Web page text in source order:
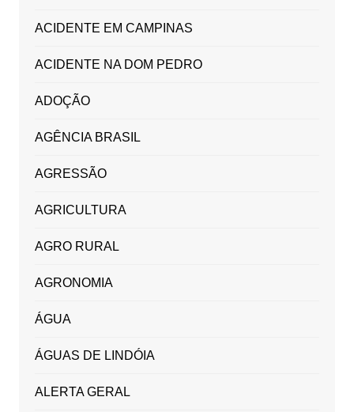
ACIDENTE EM CAMPINAS
ACIDENTE NA DOM PEDRO
ADOÇÃO
AGÊNCIA BRASIL
AGRESSÃO
AGRICULTURA
AGRO RURAL
AGRONOMIA
ÁGUA
ÁGUAS DE LINDÓIA
ALERTA GERAL